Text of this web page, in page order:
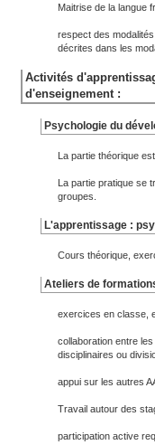
Maitrise de la langue
respect des
décrites dans les
Activités
d'enseignement :
Psychologie du
La partie théorique
La partie pratique se
groupes.
L'apprentissage :
Cours théorique,
Ateliers de
exercices en classe,
collaboration entre
disciplinaires ou
appui sur les autres
Travail autour des
participation active